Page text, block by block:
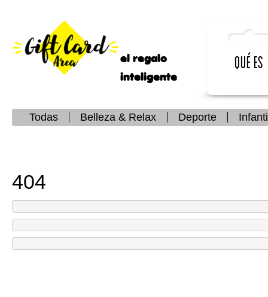
el regalo
inteligente
Qué es
Todas Belleza & Relax Deporte
404